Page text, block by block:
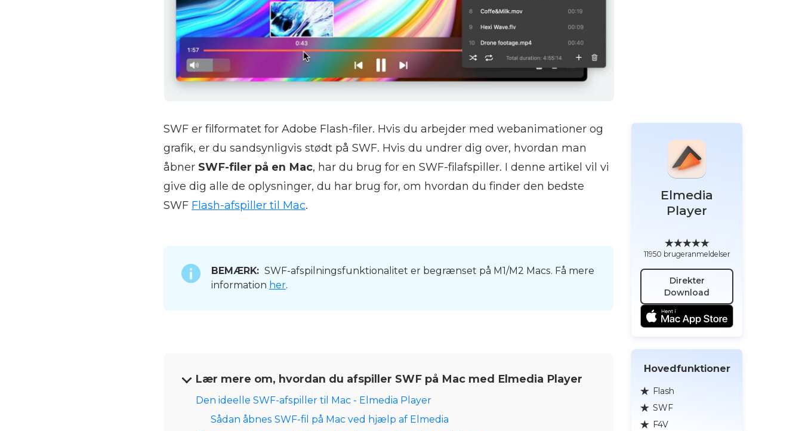
SWF er filformatet for Adobe Flash-filer. Hvis du arbejder med webanimationer og
grafik, er du sandsynligvis stødt på SWF. Hvis du undrer dig over, hvordan man
åbner SWF-filer på en Mac, har du brug for en SWF-filafspiller. I denne artikel vil vi
give dig alle de oplysninger, du har brug for, om hvordan du finder den bedste
SWF Flash-afspiller til Mac.
BEMÆRK: SWF-afspilningsfunktionalitet er begrænset på M1/M2 Macs. Få mere
information her.
Lær mere om, hvordan du afspiller SWF på Mac med Elmedia Player
Den ideelle SWF-afspiller til Mac - Elmedia Player
Sådan åbnes SWF-fil på Mac ved hjælp af Elmedia
Elmedia
Player
11950 brugeranmeldelser
Direkter
Download
Hovedfunktioner
Flash
SWF
F4V